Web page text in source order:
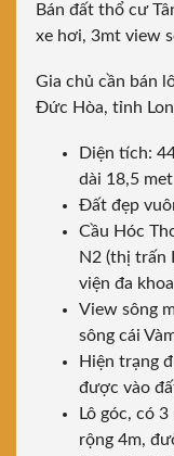
Bán đất thổ cư
xe hơi, 3mt view
Gia chủ cần bán
Đức Hòa, tỉnh
Diện tích:
dài 18,5 met
Đất đẹp
Cầu Hóc
N2 (thị trấn
viện đa
View sông
sông cái
Hiện trạng
được vào
Lô góc, có
rộng 4m,